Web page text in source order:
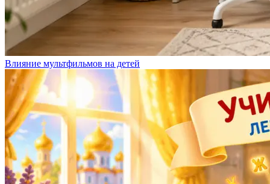
Влияние мультфильмов на детей